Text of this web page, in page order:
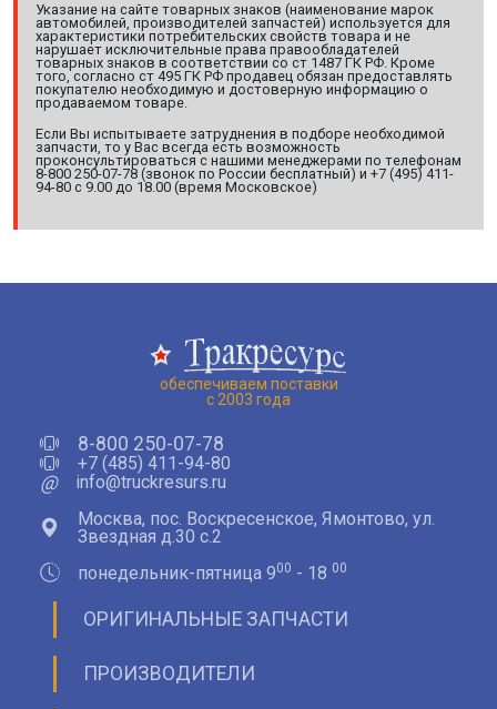
Указание на сайте товарных знаков (наименование марок
автомобилей, производителей запчастей) используется для
характеристики потребительских свойств товара и не
нарушает исключительные права правообладателей
товарных знаков в соответствии со ст 1487 ГК РФ. Кроме
того, согласно ст 495 ГК РФ продавец обязан предоставлять
покупателю необходимую и достоверную информацию о
продаваемом товаре.
Если Вы испытываете затруднения в подборе необходимой
запчасти, то у Вас всегда есть возможность
проконсультироваться с нашими менеджерами по телефонам
8-800 250-07-78 (звонок по России бесплатный) и +7 (495) 411-
94-80 с 9.00 до 18.00 (время Московское)
обеспечиваем поставки
с 2003 года
8-800 250-07-78
+7 (485) 411-94-80
@
info@truckresurs.ru
Москва, пос. Воскресенское, Ямонтово, ул.
Звездная д.30 с.2
понедельник-пятница 900 - 18 00
ОРИГИНАЛЬНЫЕ ЗАПЧАСТИ
ПРОИЗВОДИТЕЛИ